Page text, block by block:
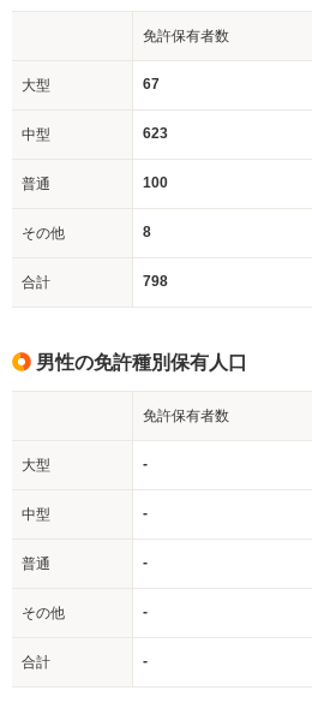
免許保有者数
大型 67
中型 623
普通 100
その他 8
合計 798
男性の免許種別保有人口
免許保有者数
大型 -
中型 -
普通 -
その他 -
合計 -